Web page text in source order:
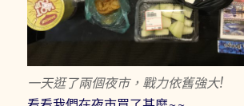
一天逛了兩個夜市，戰力依舊強大!